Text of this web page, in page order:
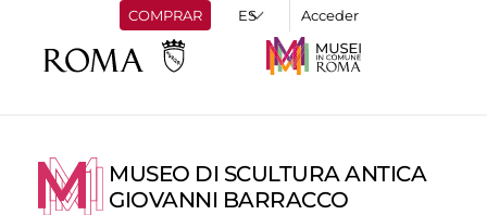
COMPRAR Acceder
MUSEO DI SCULTURA ANTICA
GIOVANNI BARRACCO